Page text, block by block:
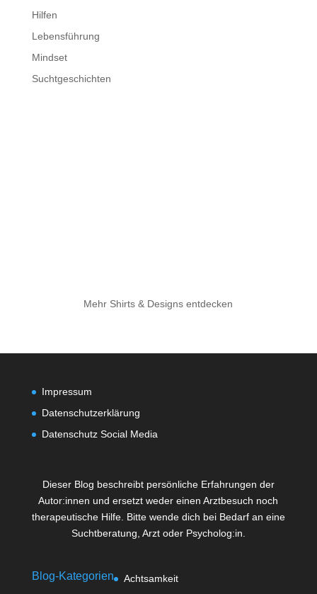
Hilfen
Lebensführung
Mindset
Suchtgeschichten
Mehr Shirts & Designs entdecken
Impressum
Datenschutzerklärung
Datenschutz Social Media
Dieser Blog beschreibt persönliche Erfahrungen der
Autor:innen und ersetzt weder einen Arztbesuch noch
therapeutische Hilfe. Bitte wende dich bei Bedarf an eine
Suchtberatung, Arzt oder Psycholog:in.
Blog-Kategorien Achtsamkeit